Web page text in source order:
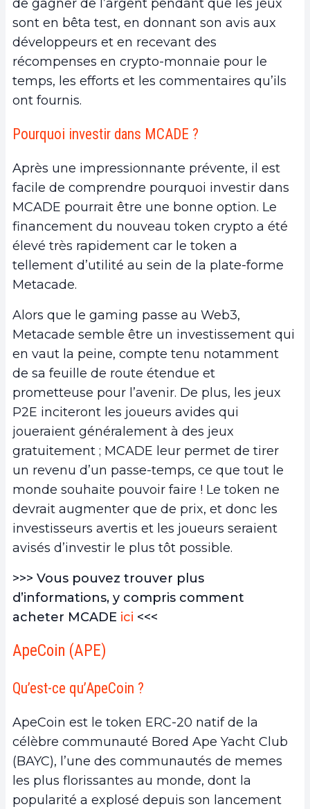
de gagner de l’argent pendant que les jeux
sont en bêta test, en donnant son avis aux
développeurs et en recevant des
récompenses en crypto-monnaie pour le
temps, les efforts et les commentaires qu’ils
ont fournis.
Pourquoi investir dans MCADE ?
Après une impressionnante prévente, il est
facile de comprendre pourquoi investir dans
MCADE pourrait être une bonne option. Le
financement du nouveau token crypto a été
élevé très rapidement car le token a
tellement d’utilité au sein de la plate-forme
Metacade.
Alors que le gaming passe au Web3,
Metacade semble être un investissement qui
en vaut la peine, compte tenu notamment
de sa feuille de route étendue et
prometteuse pour l’avenir. De plus, les jeux
P2E inciteront les joueurs avides qui
joueraient généralement à des jeux
gratuitement ; MCADE leur permet de tirer
un revenu d’un passe-temps, ce que tout le
monde souhaite pouvoir faire ! Le token ne
devrait augmenter que de prix, et donc les
investisseurs avertis et les joueurs seraient
avisés d’investir le plus tôt possible.
>>> Vous pouvez trouver plus
d’informations, y compris comment
acheter MCADE ici <<<
ApeCoin (APE)
Qu’est-ce qu’ApeCoin ?
ApeCoin est le token ERC-20 natif de la
célèbre communauté Bored Ape Yacht Club
(BAYC), l’une des communautés de memes
les plus florissantes au monde, dont la
popularité a explosé depuis son lancement